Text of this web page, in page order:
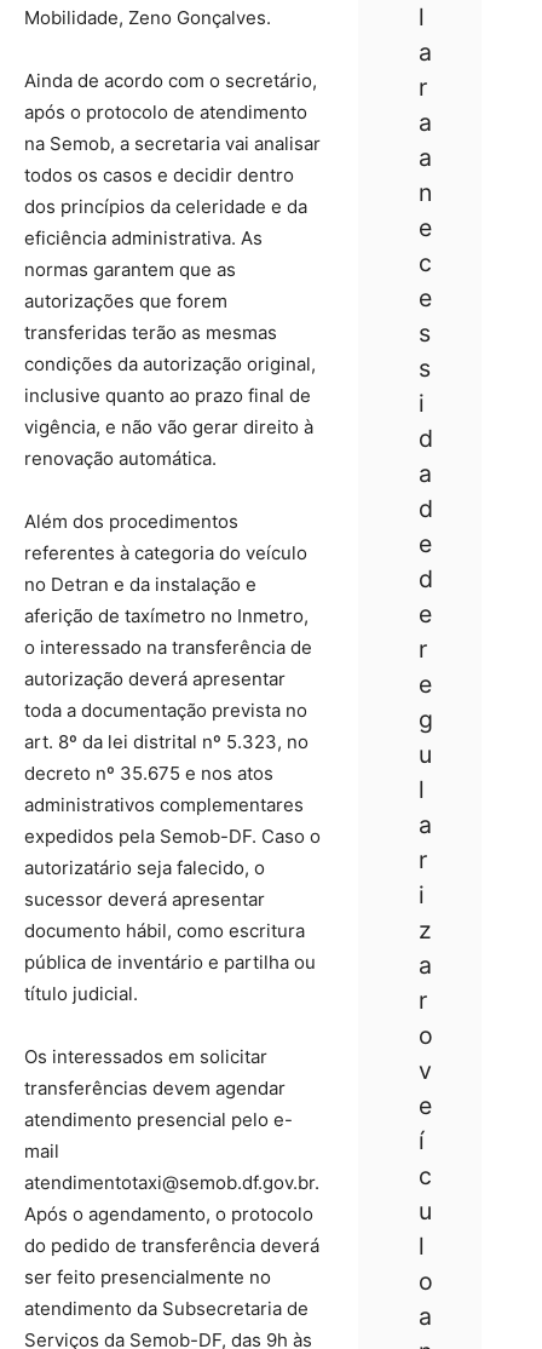
l
a
r
a
a
n
e
c
e
s
s
i
d
a
d
e
d
e
r
e
g
u
l
a
r
i
z
a
r
o
v
e
í
c
u
l
o
a
Mobilidade, Zeno Gonçalves.
Ainda de acordo com o secretário,
após o protocolo de atendimento
na Semob, a secretaria vai analisar
todos os casos e decidir dentro
dos princípios da celeridade e da
eficiência administrativa. As
normas garantem que as
autorizações que forem
transferidas terão as mesmas
condições da autorização original,
inclusive quanto ao prazo final de
vigência, e não vão gerar direito à
renovação automática.
Além dos procedimentos
referentes à categoria do veículo
no Detran e da instalação e
aferição de taxímetro no Inmetro,
o interessado na transferência de
autorização deverá apresentar
toda a documentação prevista no
art. 8º da lei distrital nº 5.323, no
decreto nº 35.675 e nos atos
administrativos complementares
expedidos pela Semob-DF. Caso o
autorizatário seja falecido, o
sucessor deverá apresentar
documento hábil, como escritura
pública de inventário e partilha ou
título judicial.
Os interessados em solicitar
transferências devem agendar
atendimento presencial pelo e-
mail
atendimentotaxi@semob.df.gov.br.
Após o agendamento, o protocolo
do pedido de transferência deverá
ser feito presencialmente no
atendimento da Subsecretaria de
Serviços da Semob-DF, das 9h às